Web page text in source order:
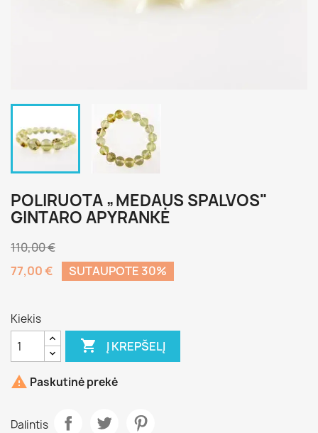
POLIRUOTA „MEDAUS SPALVOS"
GINTARO APYRANKĖ
110,00 €
77,00 €
SUTAUPOTE 30%
Kiekis
 Į KREPŠELĮ
 Paskutinė prekė
Dalintis